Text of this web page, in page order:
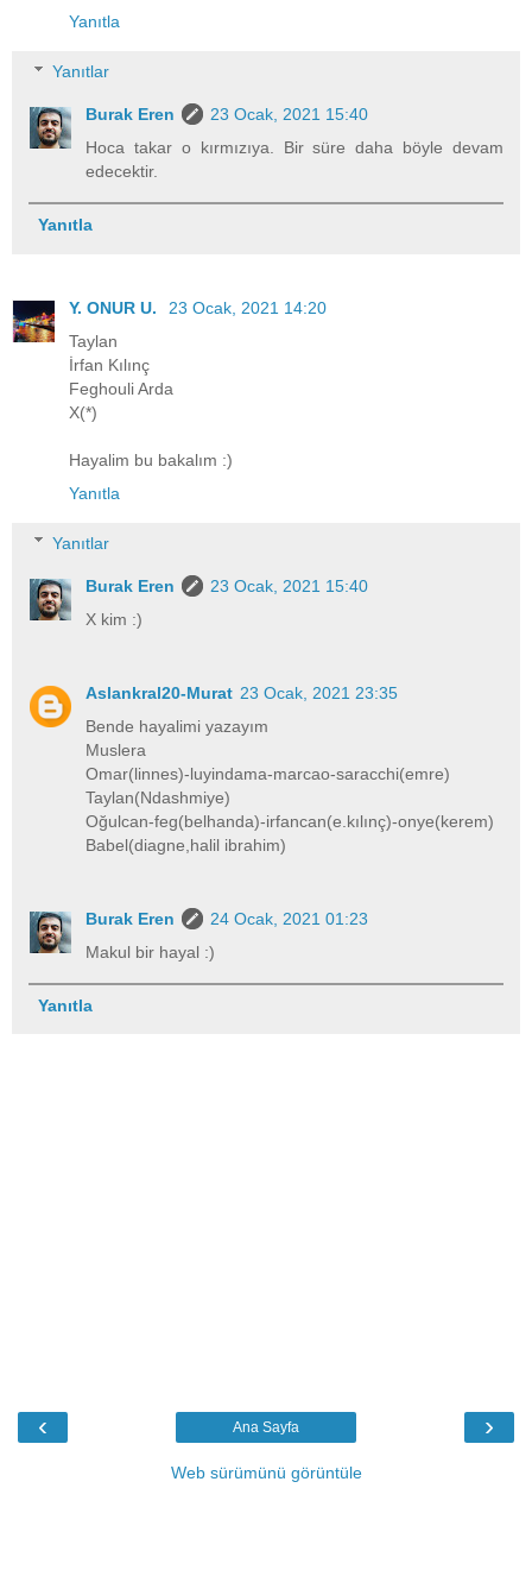
Yanıtla
Yanıtlar
Burak Eren
23 Ocak, 2021 15:40
Hoca takar o kırmızıya. Bir süre daha böyle devam
edecektir.
Yanıtla
Y. ONUR U.
23 Ocak, 2021 14:20
Taylan
İrfan Kılınç
Feghouli Arda
X(*)
Hayalim bu bakalım :)
Yanıtla
Yanıtlar
Burak Eren
23 Ocak, 2021 15:40
X kim :)
Aslankral20-Murat 23 Ocak, 2021 23:35
Bende hayalimi yazayım
Muslera
Omar(linnes)-luyindama-marcao-saracchi(emre)
Taylan(Ndashmiye)
Oğulcan-feg(belhanda)-irfancan(e.kılınç)-onye(kerem)
Babel(diagne,halil ibrahim)
Burak Eren
24 Ocak, 2021 01:23
Makul bir hayal :)
Yanıtla
‹ ›
Ana Sayfa
Web sürümünü görüntüle